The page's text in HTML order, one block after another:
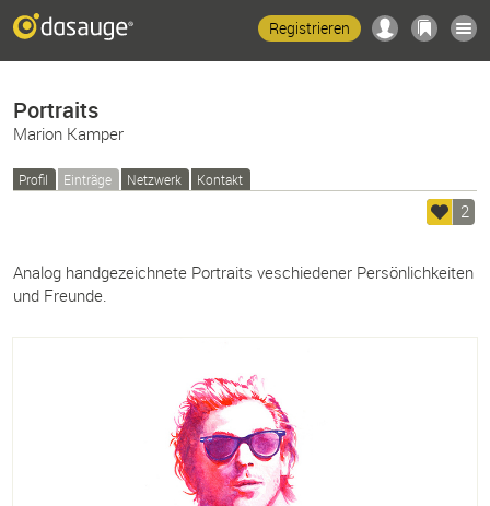
Registrieren
Portraits
Marion Kamper
Profil Einträge Netzwerk Kontakt
2
Analog handgezeichnete Portraits veschiedener Persönlichkeiten
und Freunde.